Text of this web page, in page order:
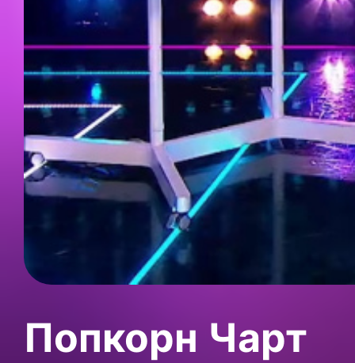
Попкорн Чарт